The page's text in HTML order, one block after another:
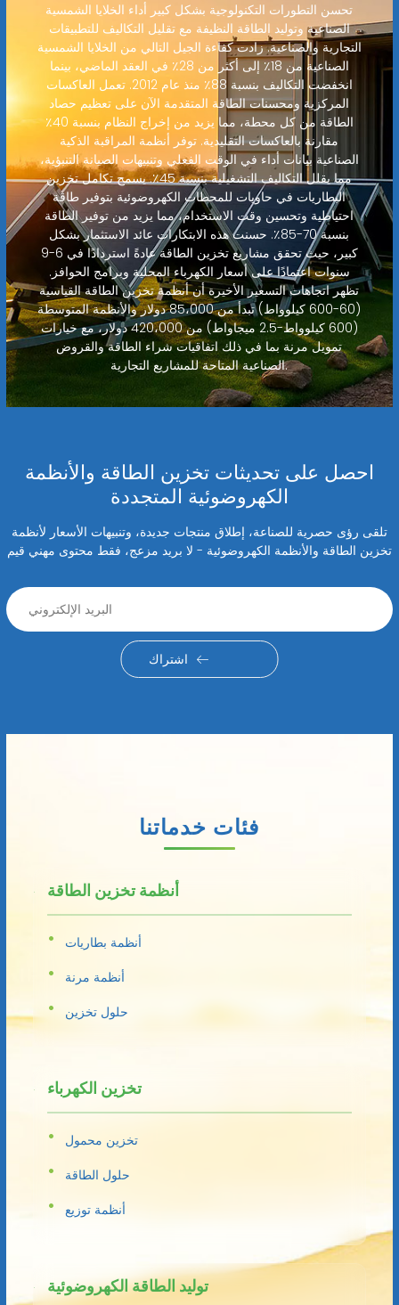
تحسن التطورات التكنولوجية بشكل كبير أداء الخلايا الشمسية
الصناعية وتوليد الطاقة النظيفة مع تقليل التكاليف للتطبيقات
التجارية والصناعية. زادت كفاءة الجيل التالي من الخلايا الشمسية
الصناعية من 18٪ إلى أكثر من 28٪ في العقد الماضي، بينما
انخفضت التكاليف بنسبة 88٪ منذ عام 2012. تعمل العاكسات
المركزية ومحسنات الطاقة المتقدمة الآن على تعظيم حصاد
الطاقة من كل محطة، مما يزيد من إخراج النظام بنسبة 40٪
مقارنة بالعاكسات التقليدية. توفر أنظمة المراقبة الذكية
الصناعية بيانات أداء في الوقت الفعلي وتنبيهات الصيانة التنبؤية،
مما يقلل التكاليف التشغيلية بنسبة 45٪. يسمح تكامل تخزين
البطاريات في حاويات للمحطات الكهروضوئية بتوفير طاقة
احتياطية وتحسين وقت الاستخدام، مما يزيد من توفير الطاقة
بنسبة 70-85٪. حسنت هذه الابتكارات عائد الاستثمار بشكل
كبير، حيث تحقق مشاريع تخزين الطاقة عادةً استردادًا في 6-9
سنوات اعتمادًا على أسعار الكهرباء المحلية وبرامج الحوافز.
تظهر اتجاهات التسعير الأخيرة أن أنظمة تخزين الطاقة القياسية
(60-600 كيلوواط) تبدأ من 85،000 دولار والأنظمة المتوسطة
(600 كيلوواط-2.5 ميجاواط) من 420،000 دولار، مع خيارات
تمويل مرنة بما في ذلك اتفاقيات شراء الطاقة والقروض
الصناعية المتاحة للمشاريع التجارية.
احصل على تحديثات تخزين الطاقة والأنظمة
الكهروضوئية المتجددة
تلقى رؤى حصرية للصناعة، إطلاق منتجات جديدة، وتنبيهات الأسعار لأنظمة
تخزين الطاقة والأنظمة الكهروضوئية - لا بريد مزعج، فقط محتوى مهني قيم
اشتراك
فئات خدماتنا
أنظمة تخزين الطاقة
أنظمة بطاريات
أنظمة مرنة
حلول تخزين
تخزين الكهرباء
تخزين محمول
حلول الطاقة
أنظمة توزيع
توليد الطاقة الكهروضوئية